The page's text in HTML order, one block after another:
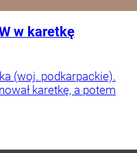
w karetkę
(woj. podkarpackie).
karetkę, a potem